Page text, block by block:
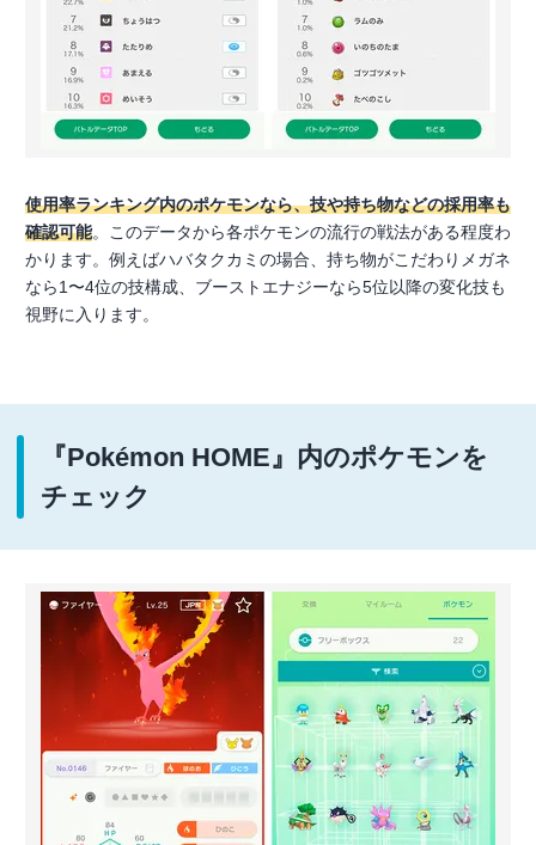
使用率ランキング内のポケモンなら、技や持ち物などの採用率も
確認可能。このデータから各ポケモンの流行の戦法がある程度わ
かります。例えばハバタクカミの場合、持ち物がこだわりメガネ
なら1〜4位の技構成、ブーストエナジーなら5位以降の変化技も
視野に入ります。
『Pokémon HOME』内のポケモンを
チェック